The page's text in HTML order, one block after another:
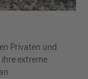
Privaten und
extreme